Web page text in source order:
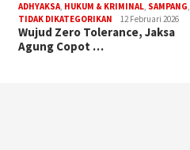
ADHYAKSA, HUKUM & KRIMINAL, SAMPANG,
TIDAK DIKATEGORIKAN
12 Februari 2026
Wujud Zero Tolerance, Jaksa
Agung Copot …